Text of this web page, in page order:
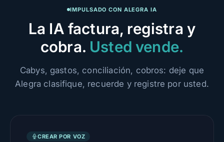
IMPULSADO CON ALEGRA IA
La IA factura, registra y
cobra. Usted vende.
Cabys, gastos, conciliación, cobros: deje que
Alegra clasifique, recuerde y registre por usted.
CREAR POR VOZ